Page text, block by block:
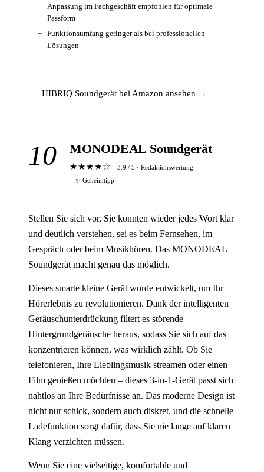
Anpassung im Fachgeschäft empfohlen für optimale
Passform
Funktionsumfang geringer als bei professionellen
Lösungen
HIBRIQ Soundgerät bei Amazon ansehen →
10 MONODEAL Soundgerät
★★★★☆
3.9 / 5 · Redaktionswertung
✨ Geheimtipp
Stellen Sie sich vor, Sie könnten wieder jedes Wort klar
und deutlich verstehen, sei es beim Fernsehen, im
Gespräch oder beim Musikhören. Das MONODEAL
Soundgerät macht genau das möglich.
Dieses smarte kleine Gerät wurde entwickelt, um Ihr
Hörerlebnis zu revolutionieren. Dank der intelligenten
Geräuschunterdrückung filtert es störende
Hintergrundgeräusche heraus, sodass Sie sich auf das
konzentrieren können, was wirklich zählt. Ob Sie
telefonieren, Ihre Lieblingsmusik streamen oder einen
Film genießen möchten – dieses 3-in-1-Gerät passt sich
nahtlos an Ihre Bedürfnisse an. Das moderne Design ist
nicht nur schick, sondern auch diskret, und die schnelle
Ladefunktion sorgt dafür, dass Sie nie lange auf klaren
Klang verzichten müssen.
Wenn Sie eine vielseitige, komfortable und